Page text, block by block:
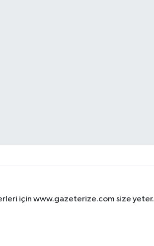
için www.gazeterize.com size yeter.